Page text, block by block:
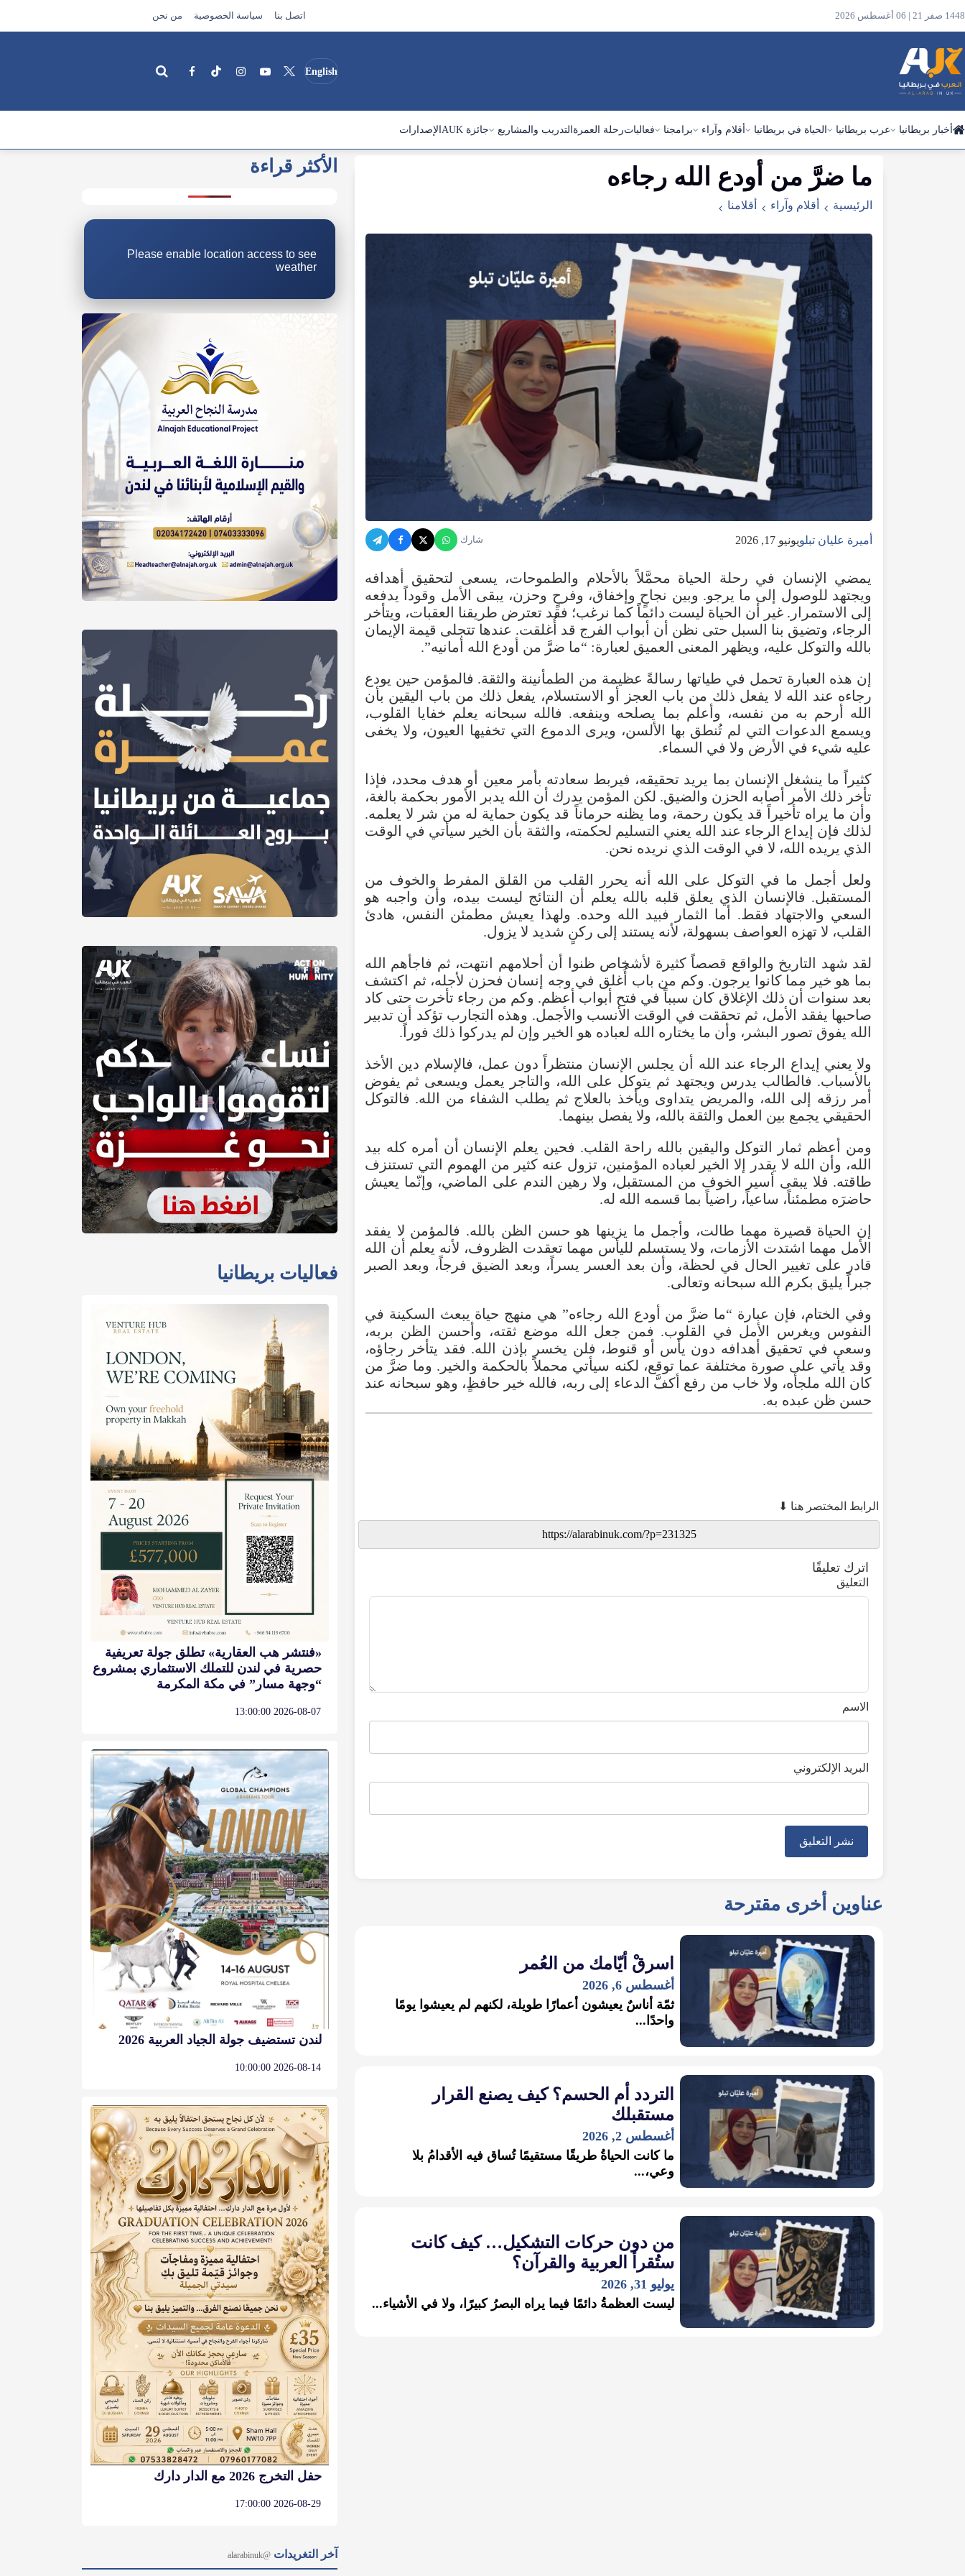
1448 صفر 21 | 06 أغسطس 2026 اتصل بنا سياسة الخصوصية من نحن
English
أخبار بريطانيا عرب بريطانيا الحياة في بريطانيا أقلام وآراء برامجنا فعالياترحلة العمرة التدريب والمشاريع جائزة AUK الإصدارات
ما ضرَّ من أودع الله رجاءه
الرئيسية أقلام وآراء أقلامنا
أميرة عليان تبلويونيو 17, 2026 شارك
يمضي الإنسان في رحلة الحياة محمَّلاً بالأحلام والطموحات، يسعى لتحقيق
أهدافه
ويجتهد للوصول إلى ما يرجو. وبين نجاحٍ وإخفاق، وفرحٍ وحزن، يبقى الأمل وقوداً
يدفعه
إلى الاستمرار . غير أن الحياة ليست دائماً كما نرغب؛ فقد تعترض طريقنا العقبات، ويتأخر
الرجاء، وتضيق بنا السبل حتى نظن أن أبواب الفرج قد أُغلقت. عندها تتجلى قيمة الإيمان
بالله والتوكل عليه، ويظهر المعنى العميق لعبارة: “ما ضرَّ من أودع الله أمانيه”.
إن هذه العبارة تحمل في طياتها رسالةً عظيمة من الطمأنينة والثقة. فالمؤمن حين يودع
رجاءه عند الله لا يفعل ذلك من باب العجز أو الاستسلام، يفعل ذلك من باب اليقين بأن
الله
أرحم به من نفسه، وأعلم بما يصلحه وينفعه. فالله سبحانه يعلم خفايا القلوب،
ويسمع
الدعوات التي لم تُنطق بها الألسن، ويرى الدموع التي تخفيها العيون، ولا يخفى
عليه شيء في الأرض ولا في السماء.
كثيراً
ما ينشغل الإنسان بما يريد تحقيقه، فيربط سعادته بأمر معين أو هدف محدد، فإذا
تأخر ذلك الأمر أصابه الحزن والضيق. لكن المؤمن يدرك أن الله يدبر الأمور بحكمة بالغة،
وأن ما يراه تأخيراً قد يكون رحمة، وما يظنه حرماناً قد يكون حماية له من شر لا يعلمه.
لذلك فإن إيداع الرجاء عند الله يعني التسليم لحكمته، والثقة بأن الخير سيأتي في الوقت
الذي يريده الله، لا في الوقت الذي نريده نحن.
ولعل
أجمل ما في التوكل على الله أنه يحرر القلب من القلق المفرط والخوف من
المستقبل. فالإنسان الذي يعلق قلبه بالله يعلم أن النتائج ليست بيده، وأن واجبه هو
السعي والاجتهاد فقط. أما الثمار فبيد الله وحده. ولهذا يعيش مطمئن النفس، هادئ
القلب، لا تهزه العواصف بسهولة، لأنه يستند إلى ركنٍ شديد لا يزول.
لقد شهد التاريخ والواقع قصصاً كثيرة لأشخاص ظنوا أن أحلامهم انتهت، ثم فاجأهم
الله
بما هو خير مما كانوا يرجون. وكم من باب أُغلق في وجه إنسان فحزن لأجله، ثم
اكتشف
بعد سنوات أن ذلك الإغلاق كان سبباً في فتح أبواب أعظم. وكم من رجاء تأخرت حتى كاد
صاحبها يفقد الأمل، ثم تحققت في الوقت الأنسب والأجمل. وهذه التجارب تؤكد أن تدبير
الله يفوق تصور البشر ، وأن ما يختاره الله لعباده هو الخير وإن لم يدركوا ذلك فوراً .
ولا يعني إيداع الرجاء عند الله أن يجلس الإنسان منتظراً دون عمل، فالإسلام دين
الأخذ
بالأسباب. فالطالب يدرس ويجتهد ثم يتوكل على الله، والتاجر يعمل ويسعى ثم يفوض
أمر
رزقه إلى الله، والمريض يتداوى ويأخذ بالعلاج ثم يطلب الشفاء من الله. فالتوكل
الحقيقي يجمع بين العمل والثقة بالله، ولا يفصل بينهما.
ومن
أعظم ثمار التوكل واليقين بالله راحة القلب. فحين يعلم الإنسان أن أمره كله بيد
الله، وأن الله لا يقدر إلا الخير لعباده المؤمنين، تزول عنه كثير من الهموم التي تستنزف
طاقته. فلا يبقى أسير الخوف من المستقبل، ولا رهين الندم على الماضي، وإنّما يعيش
حاضرَه مطمئناً، ساعياً، راضياً بما قسمه الله له.
إن
الحياة قصيرة مهما طالت، وأجمل ما يزينها هو حسن الظن بالله. فالمؤمن لا يفقد
الأمل مهما اشتدت الأزمات، ولا يستسلم لليأس مهما تعقدت الظروف، لأنه يعلم أن
الله
قادر
على تغيير الحال في لحظة، وأن بعد العسر يسراً ، وبعد الضيق فرجاً، وبعد
الصبر
جبراً
يليق بكرم الله سبحانه وتعالى.
وفي
الختام، فإن عبارة “ما ضرَّ من أودع الله رجاءه” هي منهج حياة يبعث السكينة في
النفوس ويغرس الأمل في القلوب. فمن جعل الله موضع ثقته، وأحسن الظن بربه،
وسعى في تحقيق أهدافه دون يأس أو قنوط، فلن يخسر بإذن الله. فقد يتأخر رجاؤه،
وقد يأتي على صورة مختلفة عما توقع، لكنه سيأتي محملاً بالحكمة والخير . وما ضرَّ من
كان الله ملجأه، ولا خاب من رفع أكفَّ الدعاء إلى ربه، فالله خير حافظٍ، وهو سبحانه عند
حسن ظن عبده به.
الرابط المختصر هنا ⬇
اترك تعليقًا
التعليق
الاسم
البريد الإلكتروني
عناوين أخرى مقترحة
اسرقْ أيّامك من العُمر
أغسطس 6, 2026
ثمّة أناسٌ يعيشون أعمارًا طويلة، لكنهم لم يعيشوا يومًا
واحدًا...
التردد أم الحسم؟ كيف يصنع القرار
مستقبلك
أغسطس 2, 2026
ما كانت الحياةُ طريقًا مستقيمًا تُساق فيه الأقدامُ بلا
وعي،...
من دون حركات التشكيل… كيف كانت
ستُقرأ العربية والقرآن؟
يوليو 31, 2026
ليست العظمةُ دائمًا فيما يراه البصرُ كبيرًا، ولا في الأشياء...
الأكثر قراءة
Please enable location access to see
weather
فعاليات بريطانيا
«فنتشر هب العقارية» تطلق جولة تعريفية
حصرية في لندن للتملك الاستثماري بمشروع
“وجهة مسار” في مكة المكرمة
2026-08-07 13:00:00
لندن تستضيف جولة الجياد العربية 2026
2026-08-14 10:00:00
حفل التخرج 2026 مع الدار دارك
2026-08-29 17:00:00
آخر التغريدات @alarabinuk